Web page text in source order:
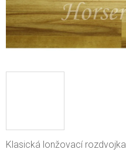
Klasická lonžovací rozdvojka